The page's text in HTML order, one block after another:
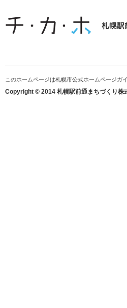
このホームページは札幌市公式ホームページガ
Copyright © 2014 札幌駅前通まちづくり